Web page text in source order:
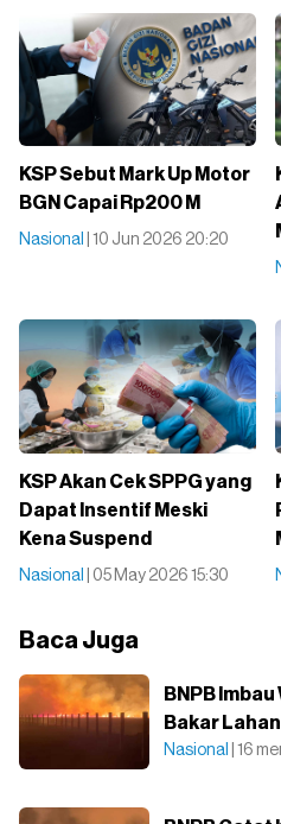
KSP Sebut Mark Up Motor
BGN Capai Rp200 M
Nasional | 10 Jun 2026 20:20
KSP Akan Cek SPPG yang
Dapat Insentif Meski
Kena Suspend
Nasional | 05 May 2026 15:30
Baca Juga
BNPB
Bakar
Nasional | 16